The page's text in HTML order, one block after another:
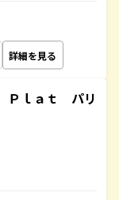
詳細を見る
ｌａｔ パリ